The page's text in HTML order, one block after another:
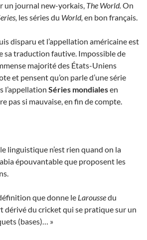
un journal new-yorkais, The World.On
les séries du World, en bon français.
disparu et l’appellation américaine est
sa traduction fautive. Impossible de
majorité des États-Uniens
et pensent qu’on parle d’une série
l’appellation Séries mondialesen
pas si mauvaise, en fin de compte.
linguistique n’est rien quand on la
épouvantable que proposent les
que donne le Laroussedu
dérivé du cricket qui se pratique sur un
(bases)… »